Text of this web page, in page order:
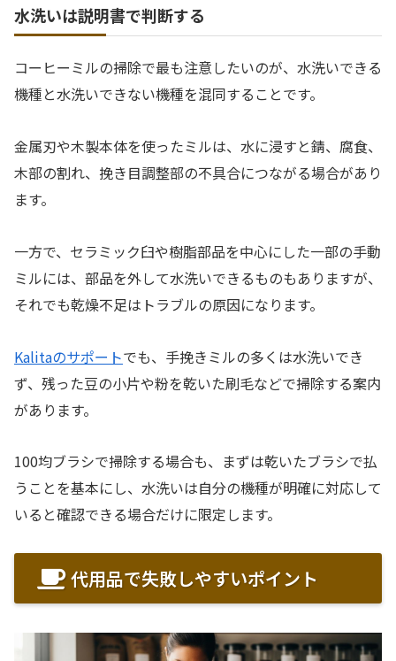
水洗いは説明書で判断する
コーヒーミルの掃除で最も注意したいのが、水洗いできる
機種と水洗いできない機種を混同することです。
金属刃や木製本体を使ったミルは、水に浸すと錆、腐食、
木部の割れ、挽き目調整部の不具合につながる場合があり
ます。
一方で、セラミック臼や樹脂部品を中心にした一部の手動
ミルには、部品を外して水洗いできるものもありますが、
それでも乾燥不足はトラブルの原因になります。
Kalitaのサポートでも、手挽きミルの多くは水洗いでき
ず、残った豆の小片や粉を乾いた刷毛などで掃除する案内
があります。
100均ブラシで掃除する場合も、まずは乾いたブラシで払
うことを基本にし、水洗いは自分の機種が明確に対応して
いると確認できる場合だけに限定します。
代用品で失敗しやすいポイント